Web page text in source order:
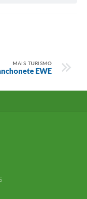
MAIS TURISMO
EWE